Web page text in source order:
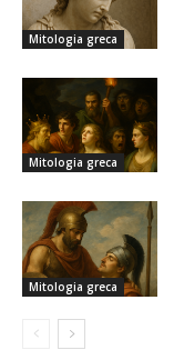
Mitologia greca
Mitologia greca
Mitologia greca